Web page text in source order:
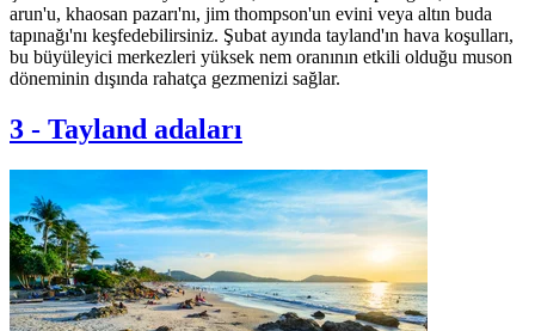
arun'u, khaosan pazarı'nı, jim thompson'un evini veya altın buda
tapınağı'nı keşfedebilirsiniz. Şubat ayında tayland'ın hava koşulları,
bu büyüleyici merkezleri yüksek nem oranının etkili olduğu muson
döneminin dışında rahatça gezmenizi sağlar.
3 - Tayland adaları